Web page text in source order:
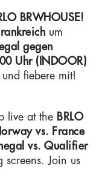
BRWHOUSE!
um
gegen
Uhr (INDOOR)
fiebere mit!
live at the BRLO
vs. France
vs. Qualifier
screens. Join us